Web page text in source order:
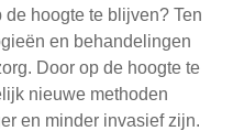
hoogte te blijven? Ten
en behandelingen
Door op de hoogte te
nieuwe methoden
en minder invasief zijn.